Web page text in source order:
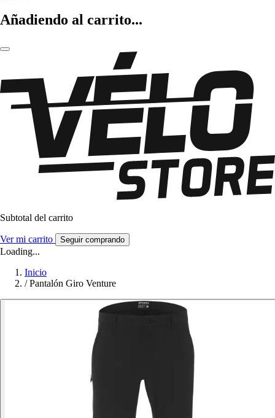
Añadiendo al carrito...
Subtotal del carrito
Ver mi carrito Seguir comprando
Loading...
Inicio
/ Pantalón Giro Venture